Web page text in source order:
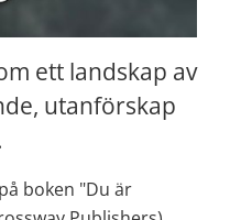
ett landskap av
utanförskap
boken "Du är